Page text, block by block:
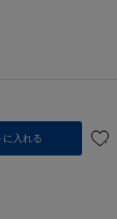
に入れる